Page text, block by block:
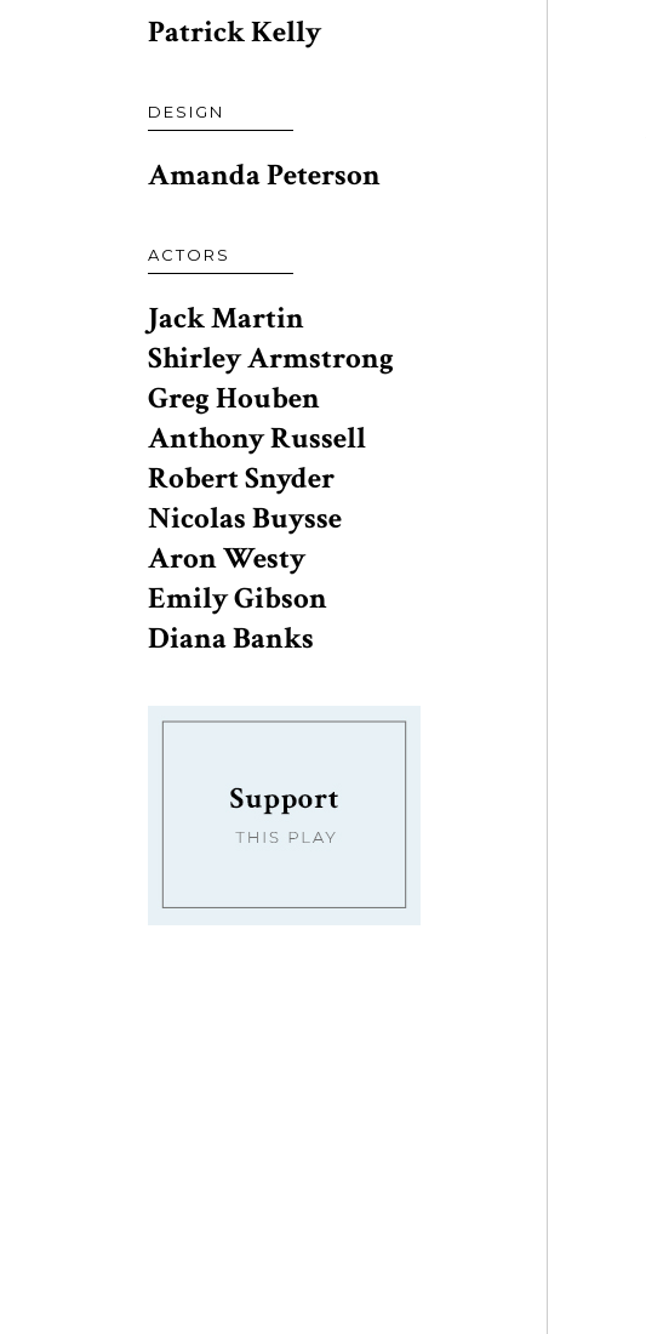
Patrick Kelly
DESIGN
Amanda Peterson
ACTORS
Jack Martin
Shirley Armstrong
Greg Houben
Anthony Russell
Robert Snyder
Nicolas Buysse
Aron Westy
Emily Gibson
Diana Banks